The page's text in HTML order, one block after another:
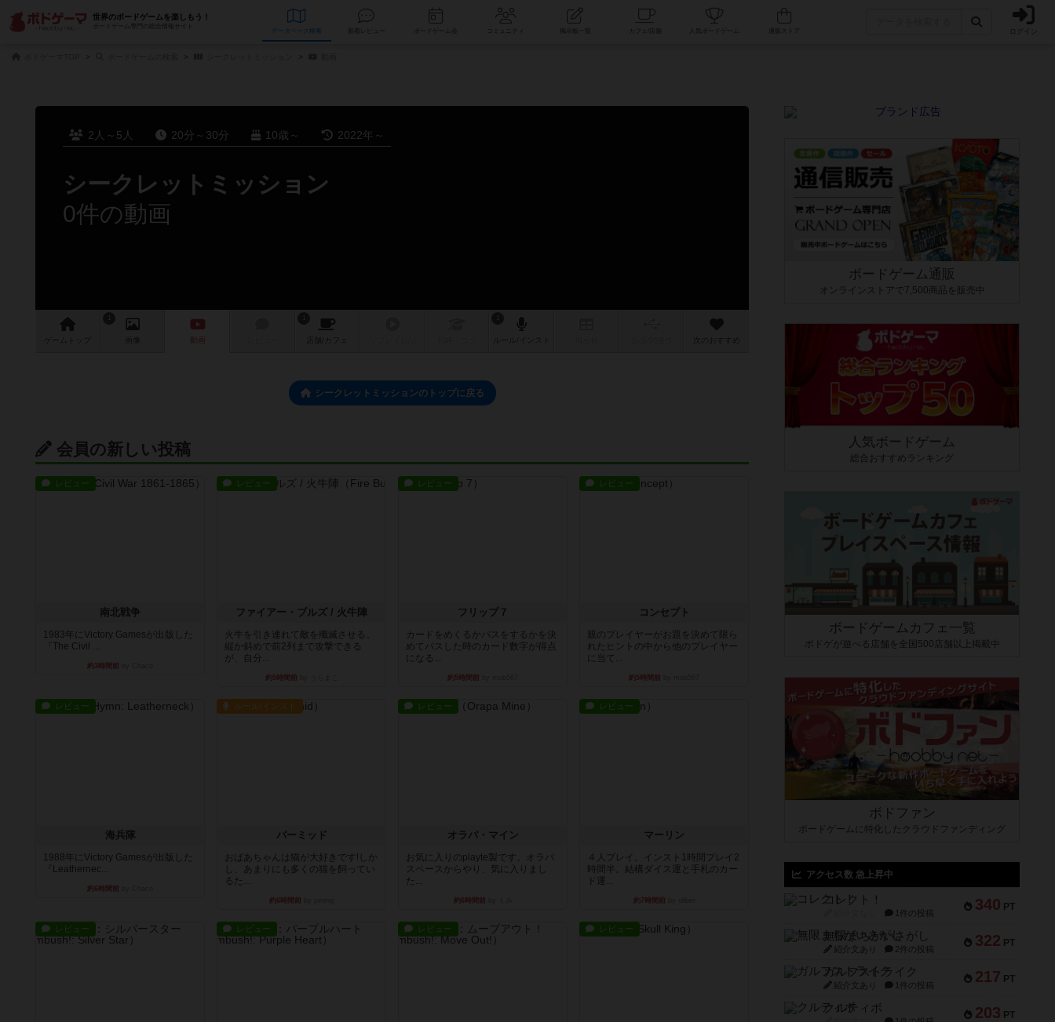
世界のボードゲームを楽しもう！
ボードゲーム専門の総合情報サイト
データベース コミュニティ 人気ボードゲーム ログイン
2人～5人 20分～30分 10歳～ 2022年～
シークレットミッション
0件の動画
ゲーム 画像 店舗/ カフェ 次のおすすめ
シークレットミッションのトップに戻る
会員の新しい投稿
レビュー
南北戦争
1983年にVictory Gamesが出版した
『The Civil ...
約3時間前
レビュー
ファイアー・ブルズ / 火牛陣
火牛を引き連れて敵を殲滅させる。
縦か斜めで前2列まで攻撃できる
が、自分...
約5時間前
レビュー
フリップ７
カードをめくるかパスをするかを決
めてパスした時のカード数字が得点
になる...
約5時間前
レビュー
コンセプト
親のプレイヤーがお題を決めて限ら
れたヒントの中から他のプレイヤー
に当て...
約5時間前
レビュー
海兵隊
1988年にVictory Gamesが出版した
『Leathernec...
約6時間前
ルール/インスト
パーミッド
おばあちゃんは猫が大好きです!しか
し、あまりにも多くの猫を飼ってい
るた...
約6時間前
レビュー
オラパ・マイン
お気に入りのplayte製です。オラパ
スペースからやり、気に入りまし
た...
約6時間前
レビュー
マーリン
４人プレイ。インスト1時間プレイ2
時間半。結構ダイス運と手札のカー
ド運...
約7時間前
レビュー レビュー レビュー レビュー
ボードゲーム通販
オンラインストアで7,500商品を販売中
人気ボードゲーム
総合おすすめランキング
ボードゲームカフェ一覧
ボドゲが遊べる店舗を全国500店舗以上掲載中
ボドファン
ボードゲームに特化したクラウドファンディング
アクセス数 急上昇中
340 PT
コレクト！
1件の投稿
322 PT
無限まちがいさがし
紹介文あり 2件の投稿
217 PT
ガルフストライク
紹介文あり 1件の投稿
203 PT
クルティボ